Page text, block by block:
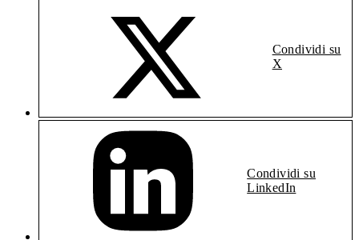
Condividi su
X
Condividi su
LinkedIn